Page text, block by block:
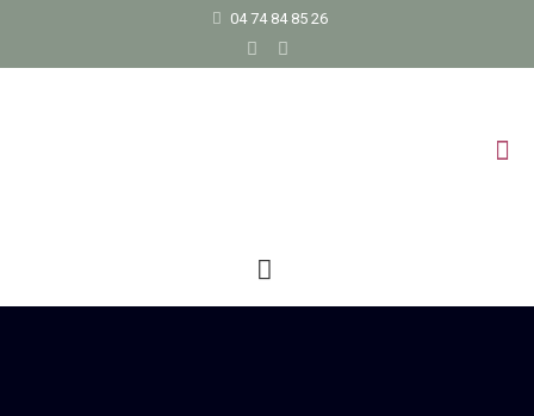
04 74 84 85 26